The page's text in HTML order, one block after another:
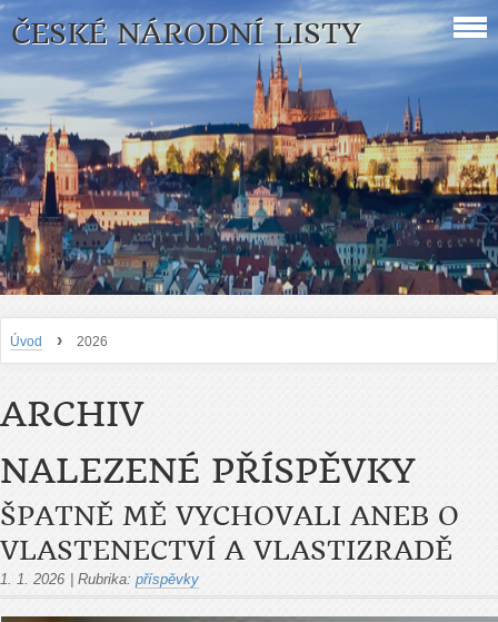
ČESKÉ NÁRODNÍ LISTY
Úvod › 2026
ARCHIV
NALEZENÉ PŘÍSPĚVKY
ŠPATNĚ MĚ VYCHOVALI ANEB O
VLASTENECTVÍ A VLASTIZRADĚ
1. 1. 2026 Rubrika: příspěvky